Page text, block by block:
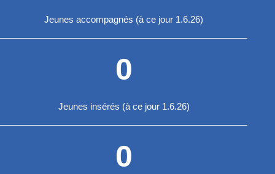
Jeunes accompagnés (à ce jour 1.6.26)
Jeunes insérés (à ce jour 1.6.26)
0
0